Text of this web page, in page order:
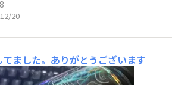
12/20
てました。ありがとうございます